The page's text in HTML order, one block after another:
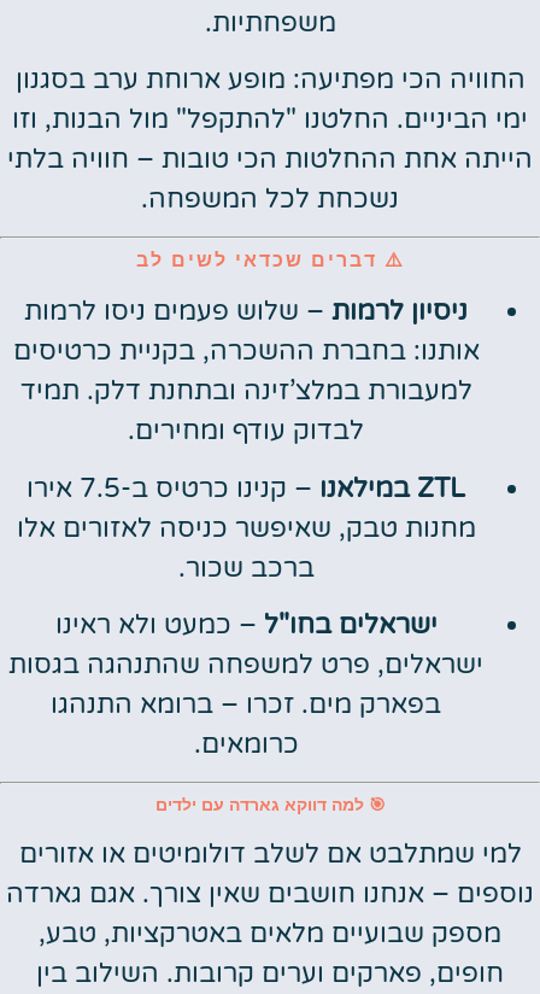
משפחתיות.
החוויה הכי מפתיעה: מופע ארוחת ערב בסגנון
ימי הביניים. החלטנו "להתקפל" מול הבנות, וזו
הייתה אחת ההחלטות הכי טובות – חוויה בלתי
נשכחת לכל המשפחה.
⚠️ דברים שכדאי לשים לב
ניסיון לרמות – שלוש פעמים ניסו לרמות
אותנו: בחברת ההשכרה, בקניית כרטיסים
למעבורת במלצ’זינה ובתחנת דלק. תמיד
לבדוק עודף ומחירים.
ZTL במילאנו
– קנינו כרטיס ב-7.5 אירו
מחנות טבק, שאיפשר כניסה לאזורים אלו
ברכב שכור.
ישראלים בחו"ל – כמעט ולא ראינו
ישראלים, פרט למשפחה שהתנהגה בגסות
בפארק מים. זכרו – ברומא התנהגו
כרומאים.
🎯 למה דווקא גארדה עם ילדים
למי שמתלבט אם לשלב דולומיטים או אזורים
נוספים – אנחנו חושבים שאין צורך. אגם גארדה
מספק שבועיים מלאים באטרקציות, טבע,
חופים, פארקים וערים קרובות. השילוב בין